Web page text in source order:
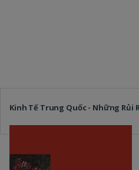
Kinh Tế Trung Quốc - Những Rủi